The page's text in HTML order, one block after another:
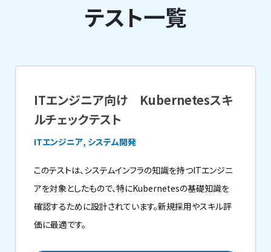
テスト一覧
ITエンジニア向け Kubernetesスキ
ルチェックテスト
ITエンジニア, システム開発
このテストは、システムインフラの知識を持つITエンジニ
アを対象としたもので、特にKubernetesの基礎知識を
確認するために設計されています。新規採用やスキル評
価に最適です。